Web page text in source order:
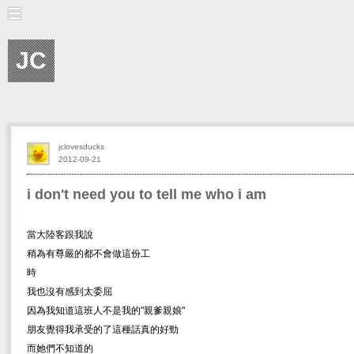
JC
i don't need you to tell me who i am
當大陸客跟我說
稍為有尊嚴的都不會做這份工
時
我也沒有感到太委屈
因為我知道這班人不是我的"親爹親娘"
朋友覺得我承受的了這種話真的好勁
而她們不知道的
2012-09-21
jclovesducks